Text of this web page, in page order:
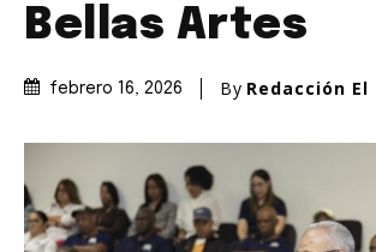
Bellas Artes
febrero 16, 2026 By Redacción El